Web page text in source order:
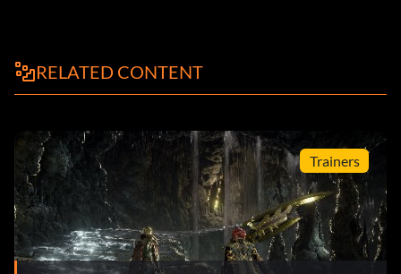
RELATED CONTENT
Trainers